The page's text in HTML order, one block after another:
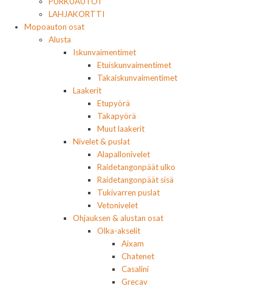
LAHJAKORTTI
Mopoauton osat
Alusta
Iskunvaimentimet
Etuiskunvaimentimet
Takaiskunvaimentimet
Laakerit
Etupyörä
Takapyörä
Muut laakerit
Nivelet & puslat
Alapallonivelet
Raidetangonpäät ulko
Raidetangonpäät sisä
Tukivarren puslat
Vetonivelet
Ohjauksen & alustan osat
Olka-akselit
Aixam
Chatenet
Casalini
Grecav